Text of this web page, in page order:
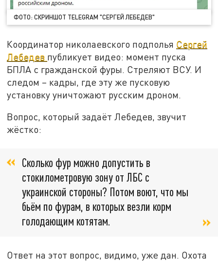
ФОТО: СКРИНШОТ TELEGRAM "СЕРГЕЙ ЛЕБЕДЕВ"
Координатор николаевского подполья Сергей
Лебедев публикует видео: момент пуска
БПЛА с гражданской фуры. Стреляют ВСУ. И
следом – кадры, где эту же пусковую
установку уничтожают русским дроном.
Вопрос, который задаёт Лебедев, звучит
жёстко:
Сколько фур можно допустить в
стокилометровую зону от ЛБС с
украинской стороны? Потом воют, что мы
бьём по фурам, в которых везли корм
голодающим котятам.
Ответ на этот вопрос, видимо, уже дан. Охота